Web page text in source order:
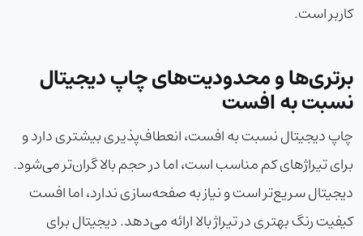
کاربر است.
برتری‌ها و محدودیت‌های چاپ دیجیتال
نسبت به افست
چاپ دیجیتال نسبت به افست، انعطاف‌پذیری بیشتری دارد و
برای تیراژهای کم مناسب است، اما در حجم بالا گران‌تر می‌شود.
دیجیتال سریع‌تر است و نیاز به صفحه‌سازی ندارد، اما افست
کیفیت رنگ بهتری در تیراژ بالا ارائه می‌دهد. دیجیتال برای